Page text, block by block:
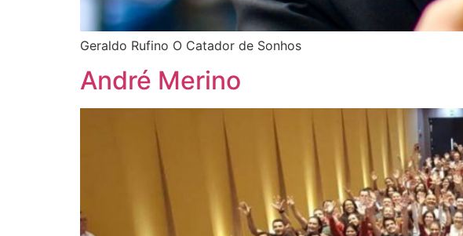
Geraldo Rufino O Catador de Sonhos
André Merino